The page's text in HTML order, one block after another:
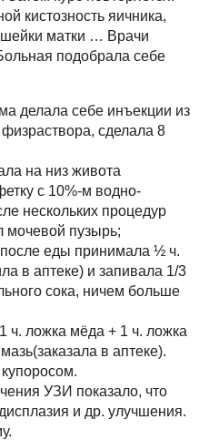
кистозность яичника,
шейки матки … Врачи
подобрала себе
делала себе инъекции из
сделала 8
на низ живота
с 10%-м водно-
нескольких процедур
мочевой пузырь;
еды принимала ½ ч.
в аптеке) и запивала 1/3
сока, ничем больше
ч. ложка мёда + 1 ч. ложка
в аптеке).
УЗИ показало, что
дисплазия и др. улучшения.